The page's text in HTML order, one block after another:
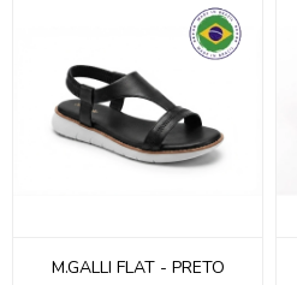
M.GALLI FLAT - PRETO